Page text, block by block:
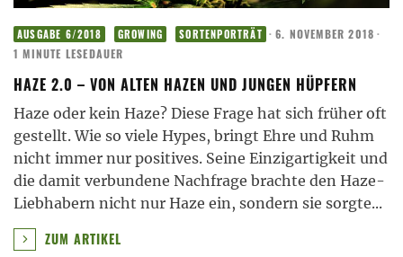
AUSGABE 6/2018 GROWING SORTENPORTRÄT · 6. NOVEMBER 2018 ·
1 MINUTE LESEDAUER
HAZE 2.0 – VON ALTEN HAZEN UND JUNGEN HÜPFERN
Haze oder kein Haze? Diese Frage hat sich früher oft
gestellt. Wie so viele Hypes, bringt Ehre und Ruhm
nicht immer nur positives. Seine Einzigartigkeit und
die damit verbundene Nachfrage brachte den Haze-
Liebhabern nicht nur Haze ein, sondern sie sorgte...
ZUM ARTIKEL